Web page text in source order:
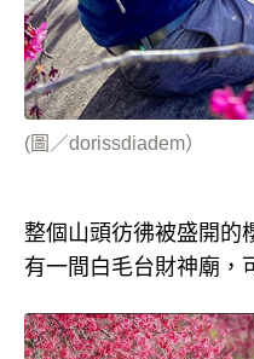
(圖／dorissdiadem）
整個山頭彷彿被盛開的
有一間白毛台財神廟，